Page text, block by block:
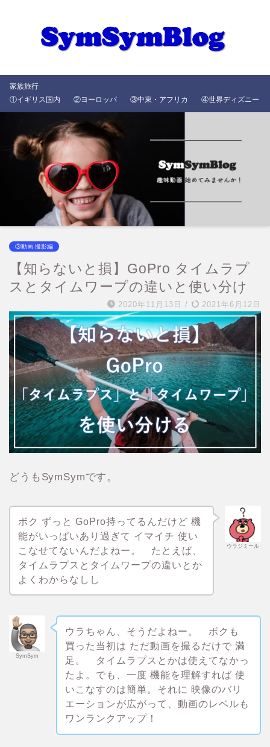
家族旅行
①イギリス国内
②ヨーロッパ ③中東・アフリカ ④世界ディズニー
③動画 撮影編
【知らないと損】GoPro タイムラプ
スとタイムワープの違いと使い分け
2020年11月13日 / 2021年6月12日
どうもSymSymです。
ウラジミール
ボク ずっと GoPro持ってるんだけど 機
能がいっぱいあり過ぎて イマイチ 使い
こなせてないんだよねー。 たとえば、
タイムラプスとタイムワープの違いとか
よくわからなしし
SymSym
ウラちゃん、そうだよねー。 ボクも
買った当初は ただ動画を撮るだけで 満
足。 タイムラプスとかは使えてなかっ
たよ。でも、一度 機能を理解すれば 使
いこなすのは簡単。それに 映像のバリ
エーションが広がって、動画のレベルも
ワンランクアップ！